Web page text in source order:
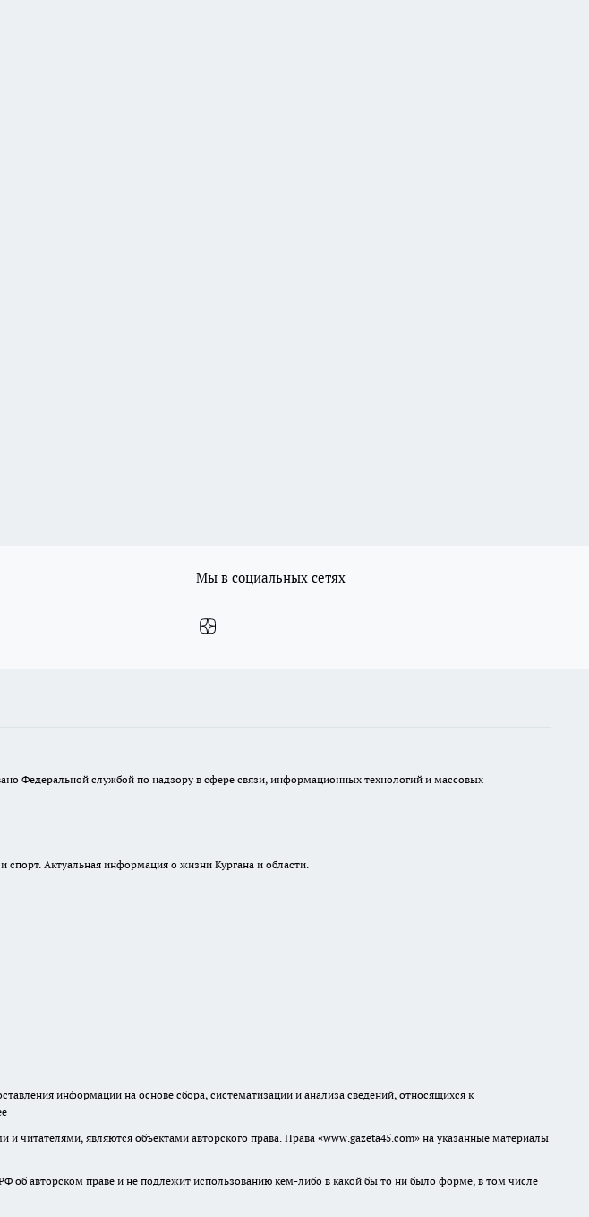
Мы в социальных сетях
Федеральной службой по надзору в сфере связи, информационных технологий и массовых
Актуальная информация о жизни Кургана и области.
информации на основе сбора, систематизации и анализа сведений, относящихся к
являются объектами авторского права. Права «www.gazeta45.com» на указанные материалы
об авторском праве и не подлежит использованию кем-либо в какой бы то ни было форме, в том числе